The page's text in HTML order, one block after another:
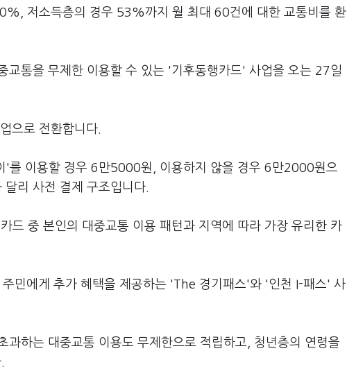
저소득층의 경우 53%까지 월 최대 60건에 대한 교통비를 환
교통을 무제한 이용할 수 있는 '기후동행카드' 사업을 오는 27일
으로 전환합니다.
'를 이용할 경우 6만5000원, 이용하지 않을 경우 6만2000원으
리 사전 결제 구조입니다.
드 중 본인의 대중교통 이용 패턴과 지역에 따라 가장 유리한 카
민에게 추가 혜택을 제공하는 'The 경기패스'와 '인천 I-패스' 사
하는 대중교통 이용도 무제한으로 적립하고, 청년층의 연령을